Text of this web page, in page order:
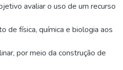
avaliar o uso de um recurso
de física, química e biologia aos
por meio da construção de